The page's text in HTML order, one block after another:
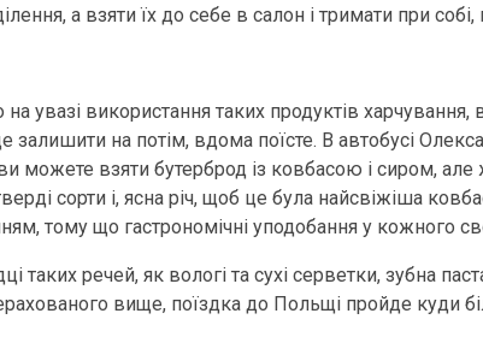
а взяти їх до себе в салон і тримати при собі,
увазі використання таких продуктів
на потім, вдома поїсте. В автобусі
взяти бутерброд із ковбасою і сиром, але
сорти і, ясна річ, щоб це була найсвіжіша
тому що гастрономічні уподобання у кожного
таких речей, як вологі та сухі серветки, зубна
вище, поїздка до Польщі пройде куди